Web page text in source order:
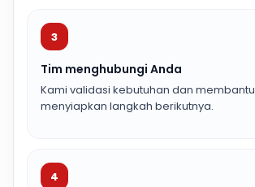
3
Tim menghubungi Anda
Kami validasi kebutuhan dan membantu
menyiapkan langkah berikutnya.
4